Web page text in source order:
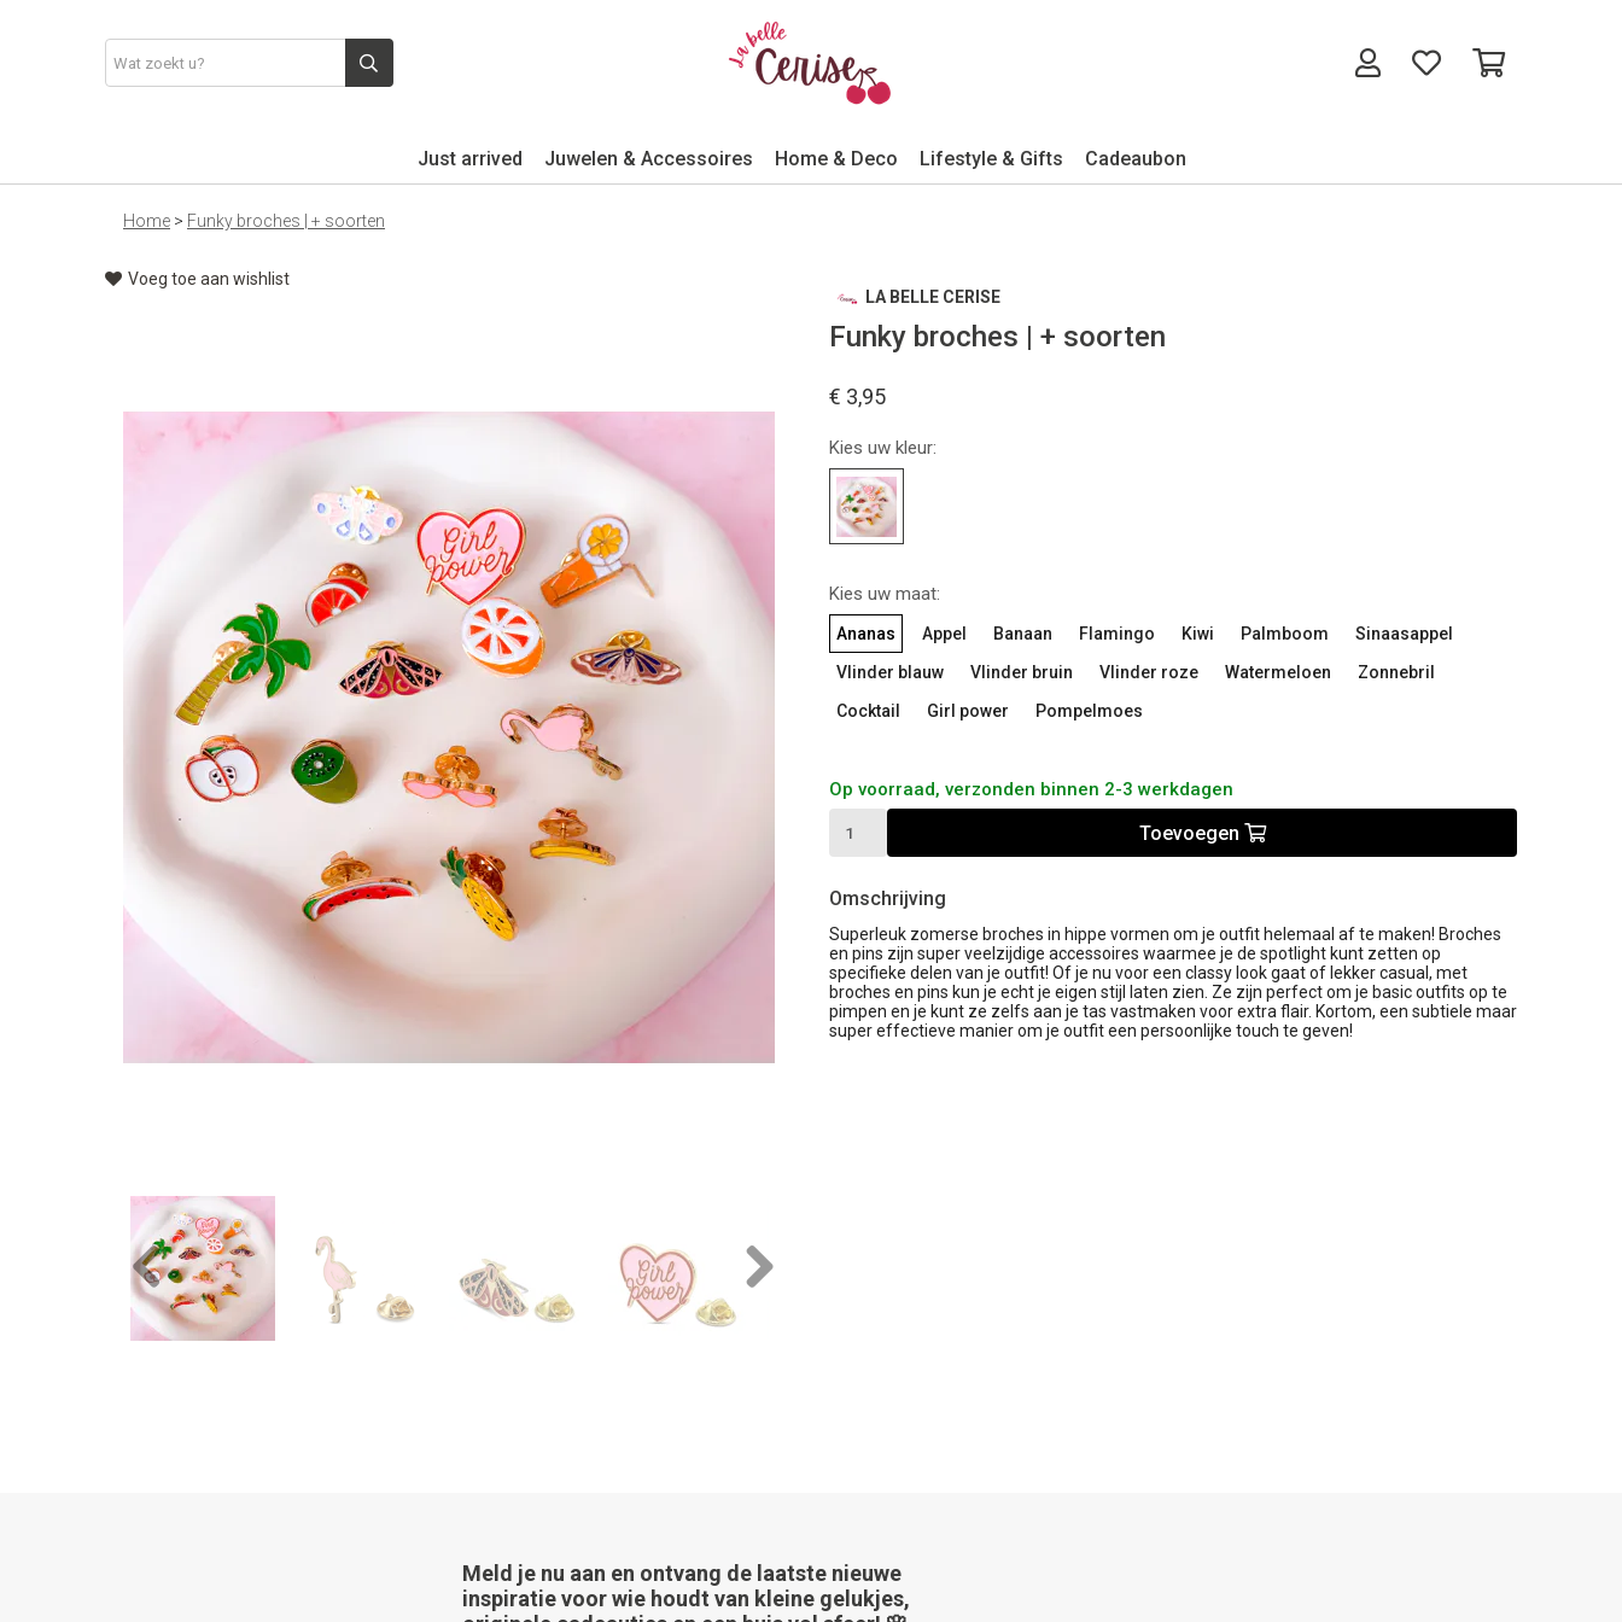
Just arrived Juwelen & Accessoires Home & Deco Lifestyle & Gifts Cadeaubon
Home > Funky broches | + soorten
Voeg toe aan wishlist
Previous
LA BELLE CERISE
Funky broches | + soorten
€ 3,95
Kies uw kleur:
Kies uw maat:
Ananas Appel Banaan Flamingo Kiwi Palmboom
Sinaasappel
Vlinder blauw
Vlinder bruin Vlinder roze Watermeloen
Zonnebril
Cocktail
Girl power Pompelmoes
Op voorraad, verzonden binnen 2-3 werkdagen
Toevoegen
Omschrijving
Superleuk zomerse broches in hippe vormen om je outfit helemaal af te maken! Broches
en pins zijn super veelzijdige accessoires waarmee je de spotlight kunt zetten op
specifieke delen van je outfit! Of je nu voor een classy look gaat of lekker casual, met
broches en pins kun je echt je eigen stijl laten zien. Ze zijn perfect om je basic outfits op te
pimpen en je kunt ze zelfs aan je tas vastmaken voor extra flair. Kortom, een subtiele maar
super effectieve manier om je outfit een persoonlijke touch te geven!
Meld je nu aan en ontvang de laatste nieuwe
inspiratie voor wie houdt van kleine gelukjes,